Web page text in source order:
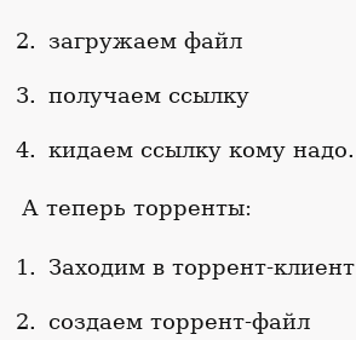
загружаем файл
получаем ссылку
кидаем ссылку кому надо.
А теперь торренты:
Заходим в торрент-клиент
создаем торрент-файл